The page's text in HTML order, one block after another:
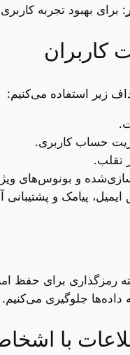
: برای بهبود تجربه
کاربران
زیر استفاده می‌کنیم:
حساب کاربری.
تقلب.
و بونوس‌های
پیامک و پشتیبانی
رمزگذاری برای حفظ
داده‌ها جلوگیری می‌کنیم.
با